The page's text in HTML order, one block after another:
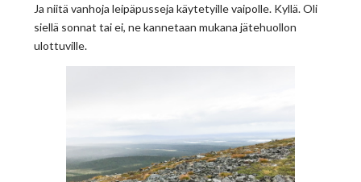
Ja niitä vanhoja leipäpusseja käytetyille vaipolle. Kyllä. Oli
siellä sonnat tai ei, ne kannetaan mukana jätehuollon
ulottuville.